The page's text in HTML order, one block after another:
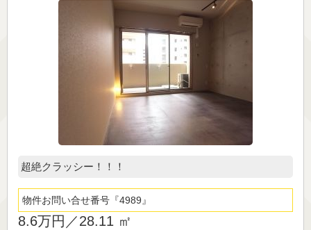
超絶クラッシー！！！
物件お問い合せ番号 4989
8.6万円／28.11 ㎡